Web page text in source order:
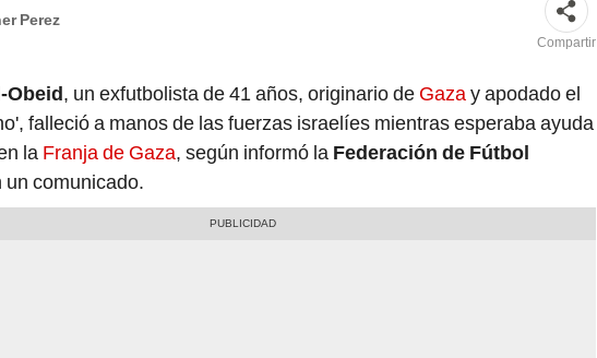
Perez
Compartir
Obeid, un exfutbolista de 41 años, originario de Gazay apodado el
falleció a manos de las fuerzas israelíes mientras esperaba ayuda
la Franja de Gaza, según informó la Federación de Fútbol
un comunicado.